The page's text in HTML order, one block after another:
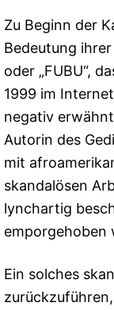
Zu Beginn der
Bedeutung
oder „FUBU“,
1999 im
negativ
Autorin des
mit
skandalösen
lynchartig
emporgehoben
Ein solches